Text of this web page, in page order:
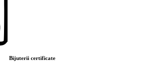
Bijuterii certificate